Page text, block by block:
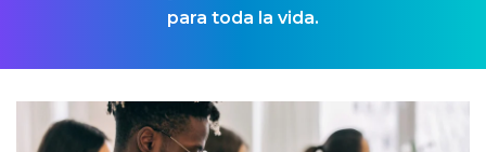
para toda la vida.